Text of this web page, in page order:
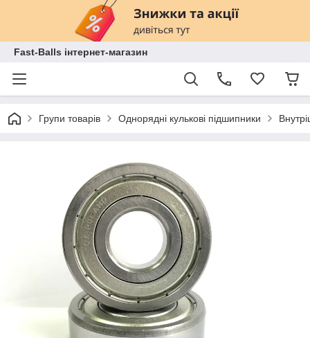
Fast-Balls інтернет-магазин
Групи товарів Однорядні кулькові підшипники